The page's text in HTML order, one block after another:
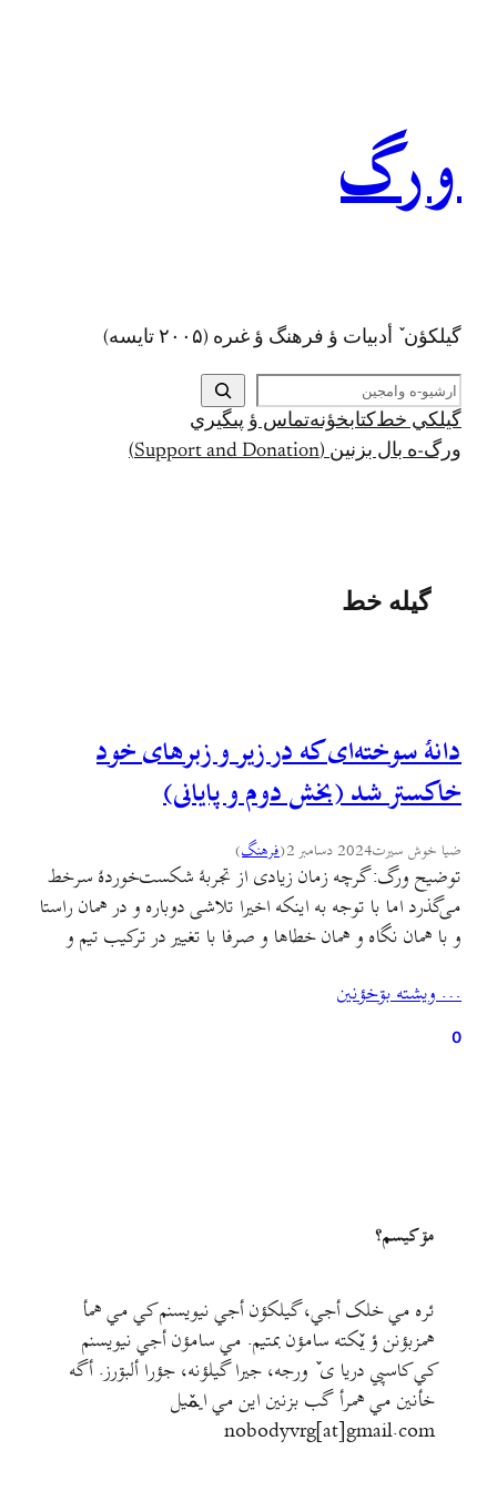
ورگ
گيلکؤن ٚ أدبیات ؤ فرهنگ ؤ غىره (۲۰۰۵ تايسه)
ج
س
ت
ج
گيلکي خط کتابخؤنهتماس ؤ پىگيري
ورگ-ه بال بزنين (Support and Donation)
گیله خط
دانه­ٔ سوخته‌­ای که در زیر و زبرهای خود
خاکستر شد (بخش دوم و پایانی)
ضیا خوش سیرت2024 دسامبر 2 (فرهنگ)
توضیح ورگ: گرچه زمان زیادی از تجربهٔ شکست‌خوردهٔ سرخط
می‌گذرد اما با توجه به اینکه اخیرا تلاشی دوباره و در همان راستا
و با همان نگاه و همان خطاها و صرفا با تغییر در ترکیب تیم و
گیلکی) و حفظ و افزودن اسامی دارای مدرک…
… ويشته بۊخؤنين
0
مۊ کيسم؟
ئره مي خلک أجي، گيلکؤن أجي نيويسنم کي مي همأ
همزبؤنن ؤ يٚکته سامؤن بمتيم. مي سامؤن أجي نيويسنم
کي کاسپي دريا ی ٚ ورجه، جيرا گيلؤنه، جؤرا ألبۊرز. أگه
خأنين مي همرأ گب بزنين اين مي ايمٚیل‌ ‌
nobodyvrg[at]gmail.com